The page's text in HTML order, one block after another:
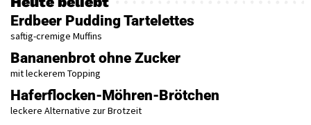
Erdbeer Pudding Tartelettes
saftig-cremige Muffins
Bananenbrot ohne Zucker
mit leckerem Topping
Haferflocken-Möhren-Brötchen
leckere Alternative zur Brotzeit